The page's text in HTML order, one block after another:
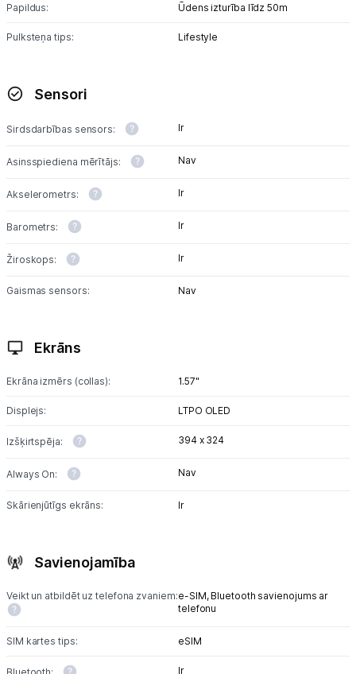
Papildus: Ūdens izturība līdz 50m
Pulksteņa tips: Lifestyle
Sensori
Sirdsdarbības sensors: Ir
Asinsspiediena mērītājs: Nav
Akselerometrs: Ir
Barometrs: Ir
Žiroskops: Ir
Gaismas sensors: Nav
Ekrāns
Ekrāna izmērs (collas): 1.57"
Displejs: LTPO OLED
Izšķirtspēja: 394 x 324
Always On: Nav
Skārienjūtīgs ekrāns: Ir
Savienojamība
Veikt un atbildēt uz telefona zvaniem:e-SIM, Bluetooth savienojums ar
telefonu
SIM kartes tips: eSIM
Ir